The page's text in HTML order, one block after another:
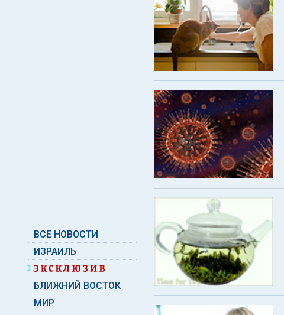
ВСЕ НОВОСТИ
ИЗРАИЛЬ
БЛИЖНИЙ ВОСТОК
МИР